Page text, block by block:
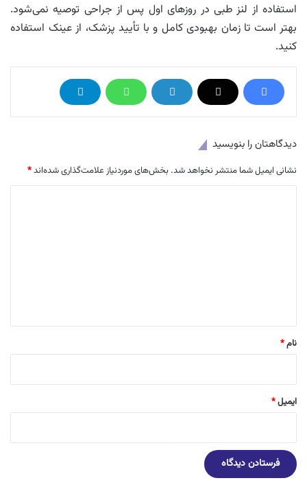
استفاده از لنز طبی در روزهای اول پس از جراحی توصیه نمی‌شود.
بهتر است تا زمان بهبودی کامل و با تأیید پزشک، از عینک استفاده
کنید.
دیدگاهتان را بنویسید
نشانی ایمیل شما منتشر نخواهد شد. بخش‌های موردنیاز علامت‌گذاری شده‌اند*
نام*
ایمیل*